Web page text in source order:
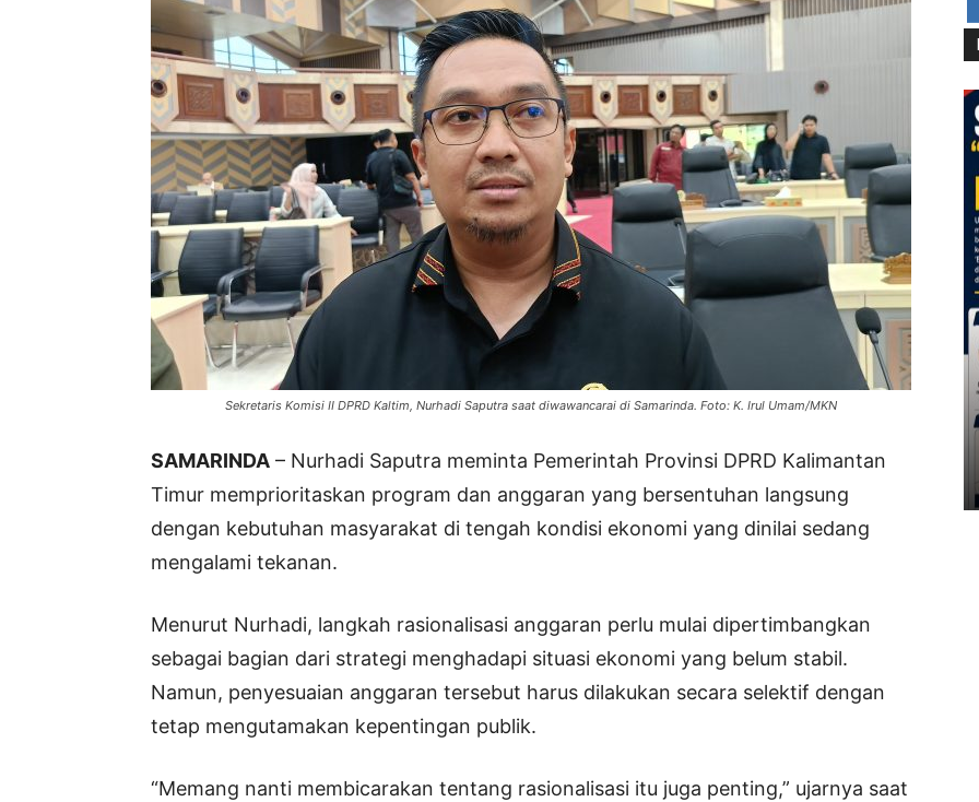
Sekretaris Komisi II DPRD Kaltim, Nurhadi Saputra saat diwawancarai di Samarinda. Foto: K. Irul Umam/MKN
SAMARINDA – Nurhadi Saputra meminta Pemerintah Provinsi DPRD Kalimantan
Timur memprioritaskan program dan anggaran yang bersentuhan langsung
dengan kebutuhan masyarakat di tengah kondisi ekonomi yang dinilai sedang
mengalami tekanan.
Menurut Nurhadi, langkah rasionalisasi anggaran perlu mulai dipertimbangkan
sebagai bagian dari strategi menghadapi situasi ekonomi yang belum stabil.
Namun, penyesuaian anggaran tersebut harus dilakukan secara selektif dengan
tetap mengutamakan kepentingan publik.
“Memang nanti membicarakan tentang rasionalisasi itu juga penting,” ujarnya saat